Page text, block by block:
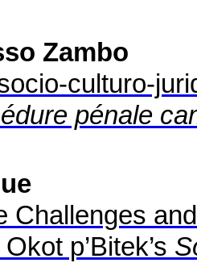
Zambo
culturo-
pénale
Challenges
p’Bitek’s